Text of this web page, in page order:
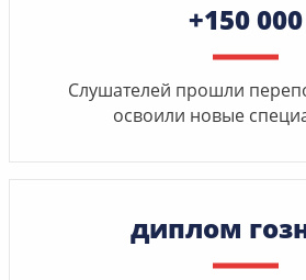
+150 000
Слушателей прошли
освоили новые
диплом